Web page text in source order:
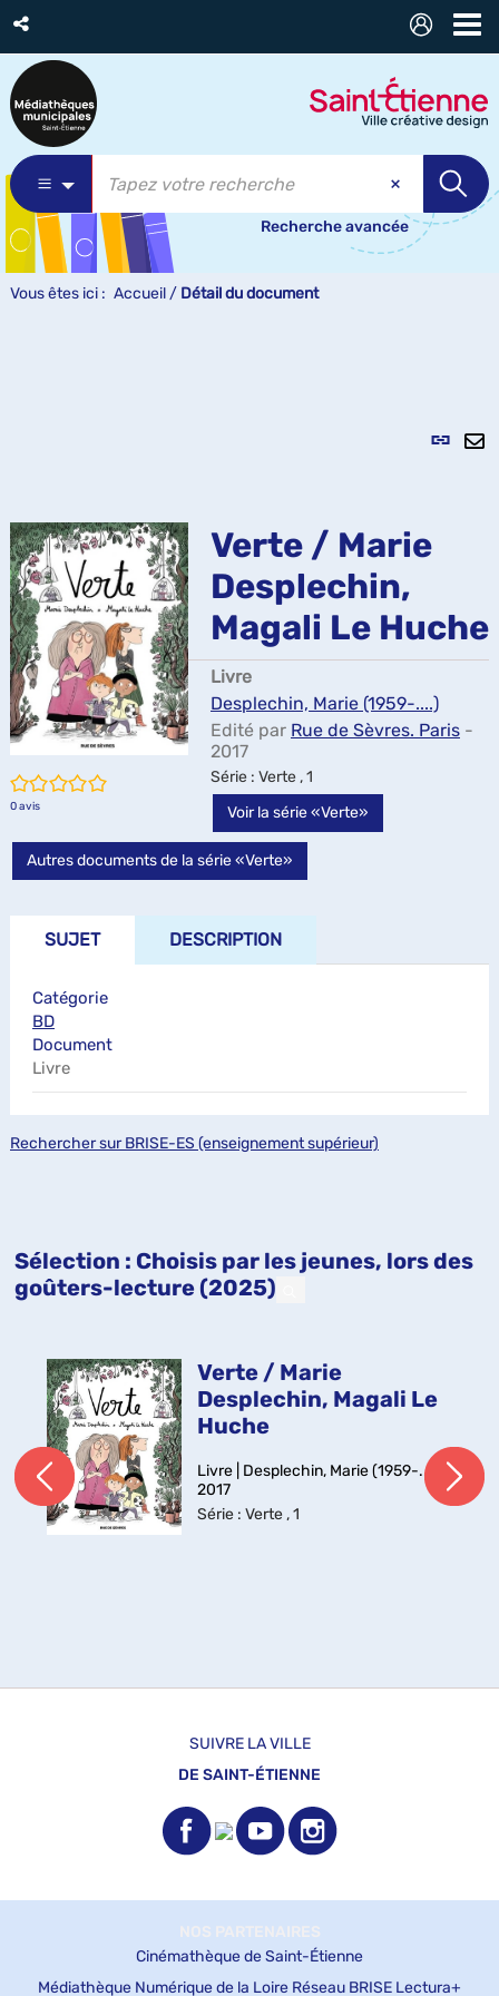
Recherche avancée
Vous êtes ici : Accueil / Détail du document
Lien
/5
0avis
Verte / Marie
Desplechin,
Magali Le Huche
Livre
Desplechin, Marie (1959-....)
Edité par Rue de Sèvres. Paris -
2017
Série : Verte , 1
Voir la série «Verte»
Autres documents de la série «Verte»
SUJET DESCRIPTION
Catégorie
BD
Document
Livre
Rechercher sur BRISE-ES (enseignement supérieur)
Sélection : Choisis par les jeunes, lors des
goûters-lecture (2025)
Verte / Marie
Desplechin, Magali Le
Huche
Livre | Desplechin, Marie (1959-....) |
2017
Série: Verte , 1
SUIVRE LA VILLE
DE SAINT-ÉTIENNE
NOS PARTENAIRES
Cinémathèque de Saint-Étienne
Médiathèque Numérique de la Loire Réseau BRISE Lectura+